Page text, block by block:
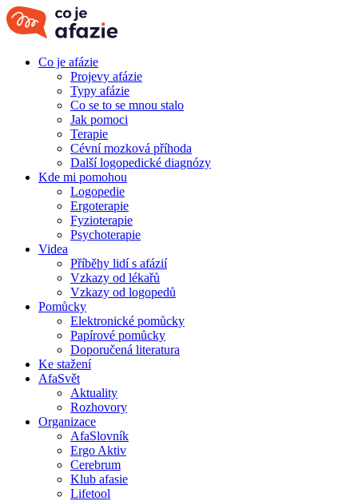
Co je afázie
Projevy afázie
Typy afázie
Co se to se mnou stalo
Jak pomoci
Terapie
Cévní mozková příhoda
Další logopedické diagnózy
Kde mi pomohou
Logopedie
Ergoterapie
Fyzioterapie
Psychoterapie
Videa
Příběhy lidí s afázií
Vzkazy od lékařů
Vzkazy od logopedů
Pomůcky
Elektronické pomůcky
Papírové pomůcky
Doporučená literatura
Ke stažení
AfaSvět
Aktuality
Rozhovory
Organizace
AfaSlovník
Ergo Aktiv
Cerebrum
Klub afasie
Lifetool